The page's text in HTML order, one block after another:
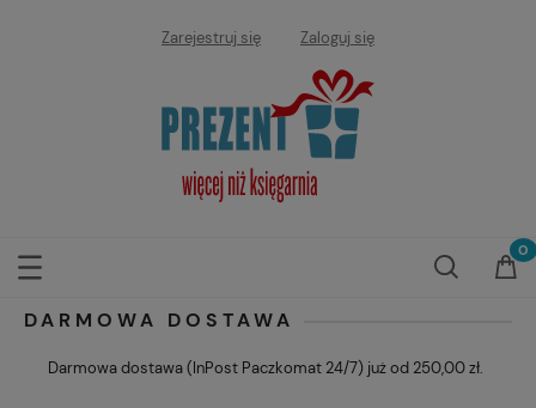
Zarejestruj się Zaloguj się
DARMOWA DOSTAWA
Darmowa dostawa (InPost Paczkomat 24/7) już od 250,00 zł.